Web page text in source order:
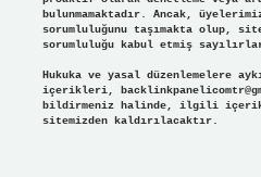
bulunmamaktadır. Ancak,
sorumluluğunu taşımakta olup,
sorumluluğu kabul etmiş
Hukuka ve yasal düzenlemelere
içerikleri,
bildirmeniz halinde, ilgili
sitemizden kaldırılacaktır.